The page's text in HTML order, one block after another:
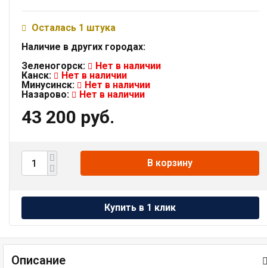
Осталась 1 штука
Наличие в других городах:
Зеленогорск:
Нет в наличии
Канск:
Нет в наличии
Минусинск:
Нет в наличии
Назарово:
Нет в наличии
43 200 руб.
В корзину
Описание